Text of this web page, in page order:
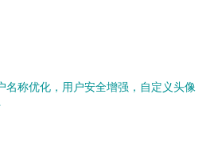
名称优化，用户安全增强，自定义头像